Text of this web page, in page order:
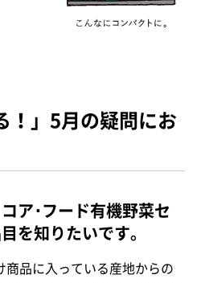
！」5月の疑問にお
ア･フード有機野菜セ
を知りたいです。
商品に入っている産地からの